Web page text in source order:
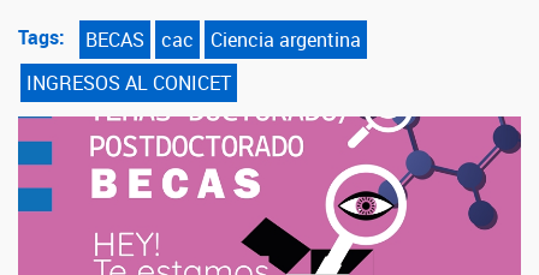
Tags: BECAS cac
Ciencia argentina
INGRESOS AL CONICET